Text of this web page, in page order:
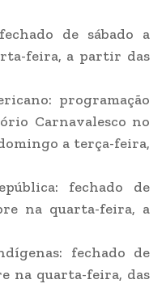
de sábado a
feira, a partir das
programação
Carnavalesco no
a terça-feira,
fechado de
na quarta-feira, a
fechado de
na quarta-feira, das